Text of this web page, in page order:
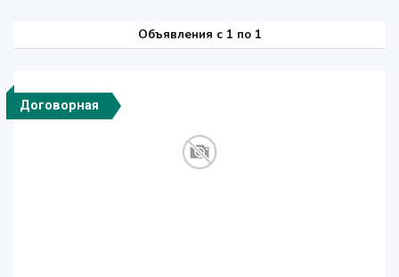
Объявления c 1 по 1
Договорная